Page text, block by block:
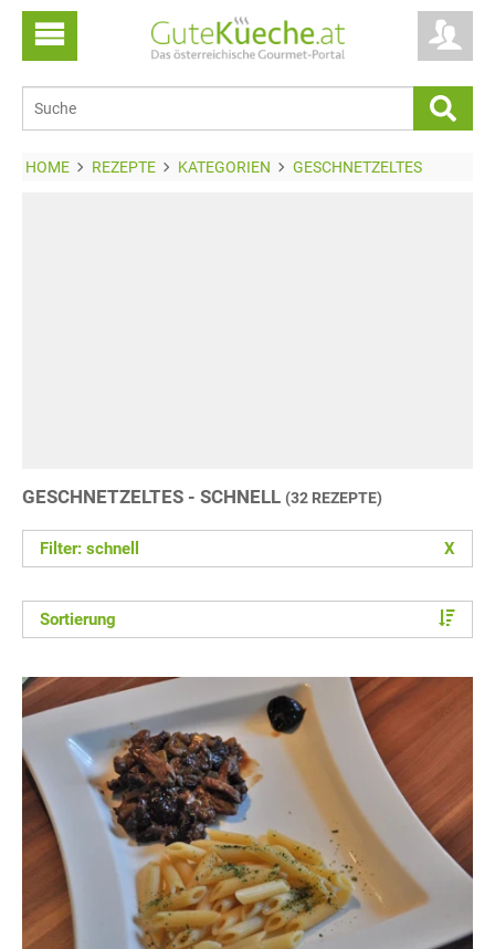
HOME REZEPTE KATEGORIEN GESCHNETZELTES
GESCHNETZELTES - SCHNELL (32 REZEPTE)
Filter: schnell X
Sortierung